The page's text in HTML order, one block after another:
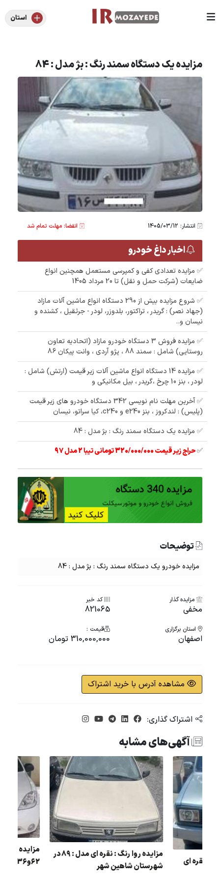
استان
مزایده یک دستگاه سمند رنگ : بژ مدل : 84
انتشار: 1405/03/12 انقضا: مهلت تمام شد
اخبار داغ خودرو
✅ مزایده تعدادی کفی و کمپرسی مستعمل همچنین انواع
ضایعات (شرکت حمل و نقل) تا 20 مرداد 1405
✅ شروع مزایده بیش از 290 دستگاه انواع ماشین آلات مازاد
(جهاد نصر) : گریدر ، تراکتور، بلدوزر، لودر - جرثقیل ، کشنده و
نیسان و..
✅ مزایده فروش 3 دستگاه خودرو مازاد (اتحادیه تعاون
روستایی) شامل : سمند 88 ، پژو آردی ، وانت پیکان 86
✅ مزایده 14 دستگاه انواع ماشین آلات زیر قیمت (ارتش) شامل :
لودر ، بنز 10 چرخ ،گریدر ، بیل مکانیکی و
✅ آخرین مهلت نام نویسی 342 دستگاه خودرو های زیر قیمت
(پلیس) : لندکروز ، بنز e240 و c240، کیا سراتو، نیسان
✅ مزایده یک دستگاه سمند رنگ : بژ مدل : 84
✅حراج زیر قیمت 320/000/000 تومانی تیبا 2 مدل 97
توضیحات
مزایده خودرو یک دستگاه سمند رنگ : بژ مدل : 84
مزایده گذار
مخفی
کد خبر
821065
استان برگزاری
اصفهان
قیمت :
310,000,000 تومان
مشاهده آدرس با خرید اشتراک
اشتراک گذاری:
آگهی‌های مشابه
شهرستان شاهین شهر
مزایده مزدا دو کابین رنگ : نقره ای